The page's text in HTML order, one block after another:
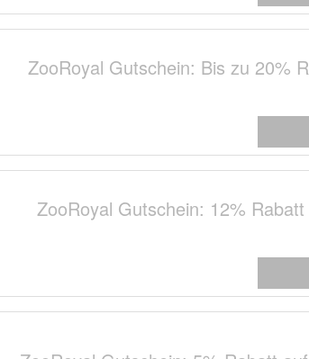
ZooRoyal Gutschein: Bis zu 20%
ZooRoyal Gutschein: 12%